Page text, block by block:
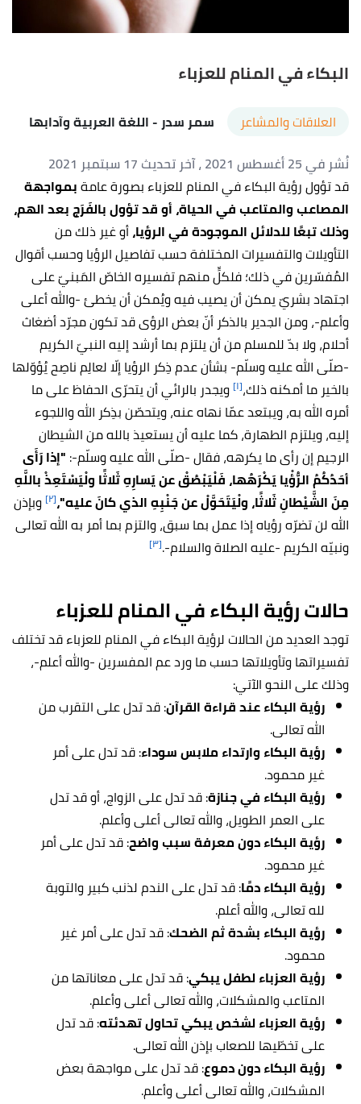
البكاء في المنام للعزباء
العلاقات والمشاعر سمر سدر- اللغة العربية وآدابها
نُشر في 25 أغسطس 2021
، آخر تحديث 17 سبتمبر 2021
قد تؤول رؤية البكاء في المنام للعزباء بصورة عامةبمواجهة
المصاعب والمتاعب في الحياة، أو قد تؤول بالفَرَج بعد الهم،
وذلك تبعًا للدلائل الموجودة في الرؤيا،أوغير ذلك من
التأويلات والتفسيرات المختلفة حسب تفاصيل الرؤيا وحسب أقوال
المُفسّرين في ذلك؛ فلكلٍّ منهم تفسيره الخاصّ المَبنيّ على
اجتهاد بشريّ يمكن أن يصيب فيه ويُمكن أن يخطئ -والله أعلى
وأعلم-، ومن الجدير بالذكر أنّ بعض الرؤى قد تكون مجرّد أضغاث
أحلام، ولا بدّ للمسلم من أن يلتزم بما أرشد إليه النبيّ الكريم
-صلّى الله عليه وسلّم- بشأن عدم ذِكر الرؤيا إلّا لعالِم ناصِح يُؤوّلها
بالخير ما أمكنه ذلك،[١] ويجدر بالرائي أن يتحرّى الحفاظ على ما
أمره الله به، ويبتعد عمّا نهاه عنه، ويتحصّن بذِكر الله واللجوء
إليه، ويلتزم الطهارة، كما عليه أن يستعيذ بالله من الشيطان
الرجيم إن رأى ما يكرهه، فقال -صلّى الله عليه وسلّم-: "إذا رَأَى
أحَدُكُمُ الرُّؤْيا يَكْرَهُها، فَلْيَبْصُقْ عن يَسارِهِ ثَلاثًا ولْيَسْتَعِذْ باللَّهِ
مِنَ الشَّيْطانِ ثَلاثًا، ولْيَتَحَوَّلْ عن جَنْبِهِ الذي كانَ عليه"،[٢]
وبإذن
الله لن تضرّه رؤياه إذا عمل بما سبق، والتزم بما أمر به الله تعالى
ونبيّه الكريم -عليه الصلاة والسلام-.[٣]
حالات رؤية البكاء في المنام للعزباء
توجد العديد من الحالات لرؤية البكاء في المنام للعزباء قد تختلف
تفسيراتها وتأويلاتها حسب ما ورد عم المفسرين -والله أعلم-،
وذلك على النحو الآتي:
رؤية البكاء عند قراءة القرآن: قد تدل على التقرب من
الله تعالى.
رؤية البكاء وارتداء ملابس سوداء: قد تدل على أمر
غير محمود.
رؤية البكاء في جنازة: قد تدل على الزواج، أو قد تدل
على العمر الطويل، والله تعالى أعلى وأعلم.
رؤية البكاء دون معرفة سبب واضح: قد تدل على أمر
غير محمود.
رؤية البكاء دمًا: قد تدل على الندم لذنب كبير والتوبة
لله تعالى، والله أعلم.
رؤية البكاء بشدة ثم الضحك: قد تدل على أمر غير
محمود.
رؤية العزباء لطفل يبكي: قد تدل على معاناتها من
المتاعب والمشكلات، والله تعالى أعلى وأعلم.
رؤية العزباء لشخص يبكي تحاول تهدئته: قد تدل
على تخطّيها للصعاب بإذن الله تعالى.
رؤية البكاء دون دموع: قد تدل على مواجهة بعض
المشكلات، والله تعالى أعلى وأعلم.